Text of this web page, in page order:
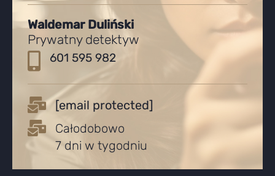
Waldemar Duliński
Prywatny detektyw
601 595 982
[email protected]
Całodobowo
7 dni w tygodniu